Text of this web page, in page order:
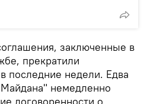
заключенные в
прекратили
последние недели. Едва
немедленно
договоренности о